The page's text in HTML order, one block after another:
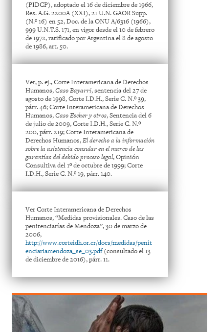
(PIDCP), adoptado el 16 de diciembre de 1966,
Res. A.G. 2200A (XXI), 21 U.N. GAOR Supp.
(N.º 16) en 52, Doc. de la ONU A/6316 (1966),
999 U.N.T.S. 171, en vigor desde el 10 de febrero
de 1972, ratificado por Argentina el 8 de agosto
de 1986, art. 50.
Ver, p. ej., Corte Interamericana de Derechos
Humanos,Caso Bayarri, sentencia del 27 de
agosto de 1998, Corte I.D.H., Serie C. N.º 39,
párr. 46; Corte Interamericana de Derechos
Humanos,Caso Escher y otros, Sentencia del 6
de julio de 2009, Corte I.D.H., Serie C. N.º
200, párr. 219; Corte Interamericana de
Derechos Humanos,El derecho a la información
sobre la asistencia consular en el marco de las
garantías del debido proceso legal, Opinión
Consultiva del 1º de octubre de 1999; Corte
I.D.H., Serie C. N.º 19, párr. 140.
Ver Corte Interamericana de Derechos
Humanos, “Medidas provisionales. Caso de las
penitenciarías de Mendoza”, 30 de marzo de
2006,
http://www.corteidh.or.cr/docs/medidas/penit
enciariamendoza_se_03.pdf(consultado el 13
de diciembre de 2016), párr. 11.